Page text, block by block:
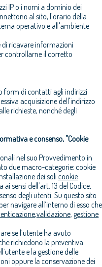
IP o i nomi a dominio dei
al sito, l'orario della
operativo e all'ambiente
di ricavare informazioni
controllarne il corretto
form di contatti agli indirizzi
acquisizione dell'indirizzo
richieste, nonché degli
e consenso, "Cookie
nel suo Provvedimento in
due macro-categorie: cookie
dei soli cookie
sensi dell'art. 13 del Codice,
degli utenti. Su questo sito
navigare all’interno di esso che
,validazione, gestione
se l’utente ha avuto
richiedono la preventiva
e la gestione delle
oppure la conservazione dei